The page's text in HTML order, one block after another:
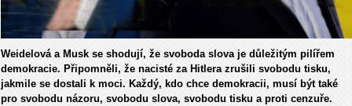
Weidelová a Musk se shodují, že svoboda slova je důležitým pilířem
demokracie. Připomněli, že nacisté za Hitlera zrušili svobodu tisku,
jakmile se dostali k moci. Každý, kdo chce demokracii, musí být také
pro svobodu názoru, svobodu slova, svobodu tisku a proti cenzuře.